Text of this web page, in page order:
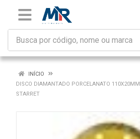
INÍCIO
DISCO DIAMANTADO PORCELANATO 110X20MM
STARRET